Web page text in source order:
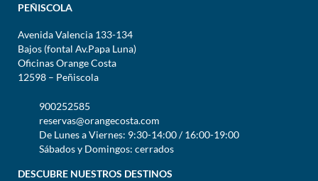
PEÑISCOLA
Avenida Valencia 133-134
Bajos (fontal Av.Papa Luna)
Oficinas Orange Costa
12598 – Peñiscola
900252585
reservas@orangecosta.com
De Lunes a Viernes: 9:30-14:00 / 16:00-19:00
Sábados y Domingos: cerrados
DESCUBRE NUESTROS DESTINOS